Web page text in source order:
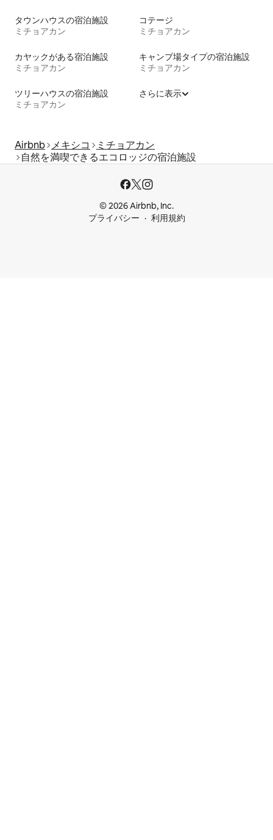
タウンハウスの宿泊施設
ミチョアカン
コテージ
ミチョアカン
カヤックがある宿泊施設
ミチョアカン
キャンプ場タイプの宿泊施設
ミチョアカン
ツリーハウスの宿泊施設
ミチョアカン
さらに表示
Airbnb メキシコ
ミチョアカン
自然を満喫できるエコロッジの宿泊施設
© 2026 Airbnb, Inc.
プライバシー
利用規約